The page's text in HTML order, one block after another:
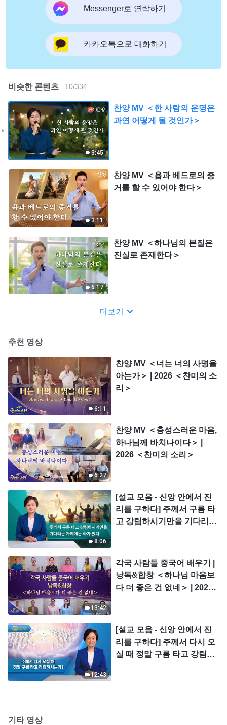
Messenger로 연락하기
카카오톡으로 대화하기
비슷한 콘텐츠 10/334
3:45
찬양 MV ＜한 사람의 운명은
과연 어떻게 될 것인가＞
3:11
찬양 MV ＜욥과 베드로의 증
거를 할 수 있어야 한다＞
6:17
찬양 MV ＜하나님의 본질은
진실로 존재한다＞
더보기
추천 영상
6:11
찬양 MV ＜너는 너의 사명을
아는가＞ | 2026 ＜찬미의 소
리＞
6:27
찬양 MV ＜충성스러운 마음,
하나님께 바치나이다＞ |
2026 ＜찬미의 소리＞
8:06
[설교 모음 - 신앙 안에서 진
리를 구하다] 주께서 구름 타
고 강림하시기만을 기다리는
13:42
각국 사람들 중국어 배우기 |
낭독&합창 ＜하나님 마음보
다 더 좋은 건 없네＞ | 2026
12:43
[설교 모음 - 신앙 안에서 진
리를 구하다] 주께서 다시 오
실 때 정말 구름 타고 강림하
기타 영상